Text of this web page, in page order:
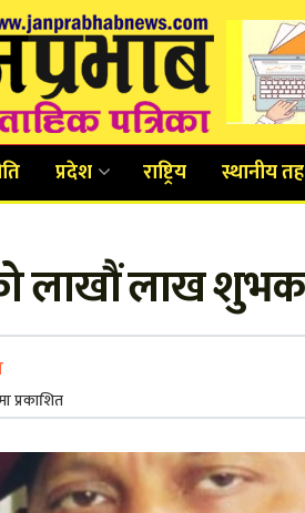
प्रदेश राष्ट्रिय स्थानीय तह
लाखौं लाख
प्रकाशित